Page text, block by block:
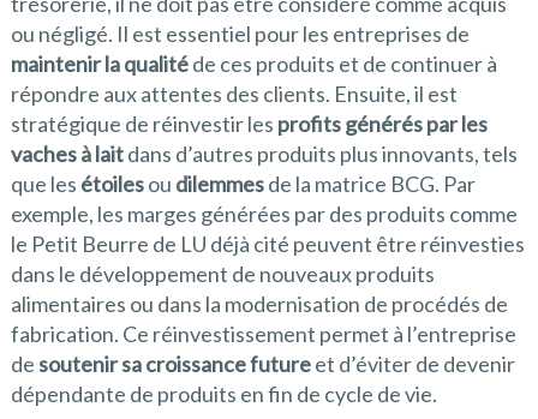
ou négligé. Il est essentiel pour les entreprises de
maintenir la qualitéde ces produits et de continuer à
répondre aux attentes des clients. Ensuite, il est
stratégique de réinvestir les profits générés par les
vaches à laitdans d’autres produits plus innovants, tels
que les étoilesou dilemmesde la matrice BCG. Par
exemple, les marges générées par des produits comme
le Petit Beurre de LU déjà cité peuvent être réinvesties
dans le développement de nouveaux produits
alimentaires ou dans la modernisation de procédés de
fabrication. Ce réinvestissement permet à l’entreprise
desoutenir sa croissance futureet d’éviter de devenir
dépendante de produits en fin de cycle de vie.